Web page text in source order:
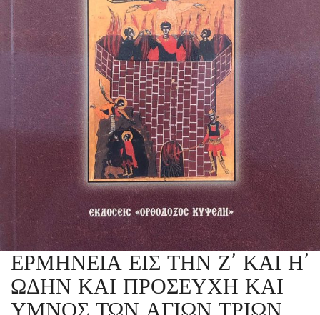
ΕΡΜΗΝΕΙΑ ΕΙΣ ΤΗΝ Ζ’ ΚΑΙ Η’
ΩΔΗΝ ΚΑΙ ΠΡΟΣΕΥΧΗ ΚΑΙ